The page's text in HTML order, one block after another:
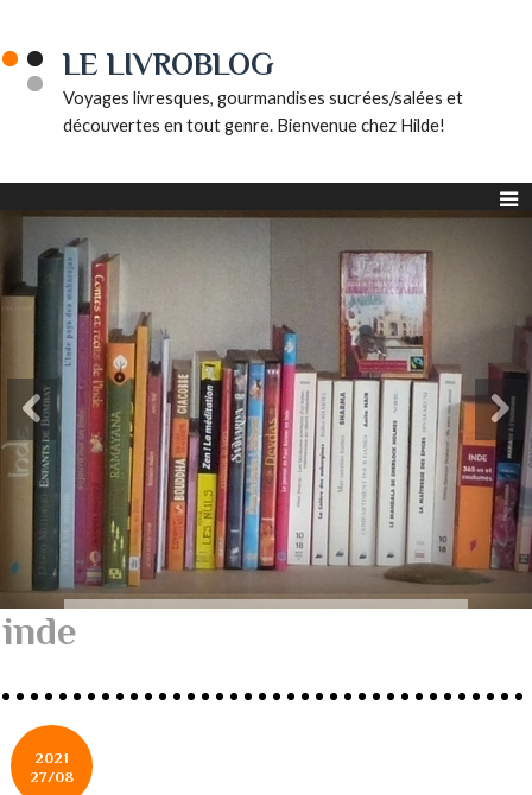
LE LIVROBLOG
Voyages livresques, gourmandises sucrées/salées et
découvertes en tout genre. Bienvenue chez Hilde!
inde
2021
27/08